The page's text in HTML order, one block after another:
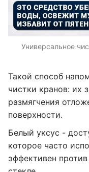
Универсальное
Такой способ
чистки кранов: их
размягчения
поверхности.
Белый уксус -
которое часто
эффективен